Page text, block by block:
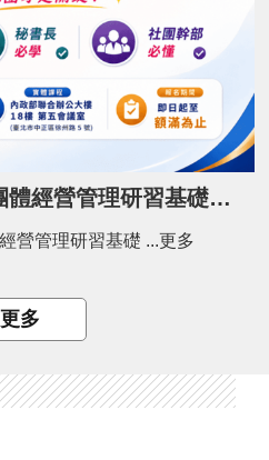
115年度全國性社會團體經營管理研習基礎班開課了！
一年一度的全國性社會團體經營管理研習基礎 ...更多
更多